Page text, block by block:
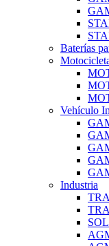
Baterías
Vehículo
Industria